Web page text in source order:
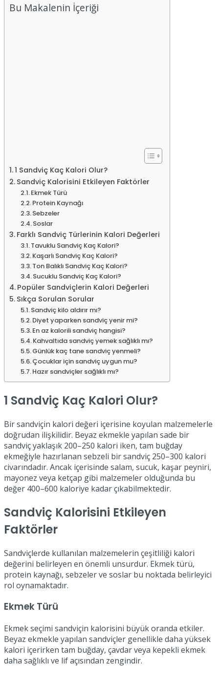
Bu Makalenin İçeriği
1 Sandviç Kaç Kalori Olur?
Sandviç Kalorisini Etkileyen Faktörler
Ekmek Türü
Protein Kaynağı
Sebzeler
Soslar
Farklı Sandviç Türlerinin Kalori Değerleri
Tavuklu Sandviç Kaç Kalori?
Kaşarlı Sandviç Kaç Kalori?
Ton Balıklı Sandviç Kaç Kalori?
Sucuklu Sandviç Kaç Kalori?
Popüler Sandviçlerin Kalori Değerleri
Sıkça Sorulan Sorular
Sandviç kilo aldırır mı?
Diyet yaparken sandviç yenir mi?
En az kalorili sandviç hangisi?
Kahvaltıda sandviç yemek sağlıklı mı?
Günlük kaç tane sandviç yenmeli?
Çocuklar için sandviç uygun mu?
Hazır sandviçler sağlıklı mı?
1 Sandviç Kaç Kalori Olur?
Bir sandviçin kalori değeri içerisine koyulan malzemelerle
doğrudan ilişkilidir. Beyaz ekmekle yapılan sade bir
sandviç yaklaşık 200–250 kalori iken, tam buğday
ekmeğiyle hazırlanan sebzeli bir sandviç 250–300 kalori
civarındadır. Ancak içerisinde salam, sucuk, kaşar peyniri,
mayonez veya ketçap gibi malzemeler olduğunda bu
değer 400–600 kaloriye kadar çıkabilmektedir.
Sandviç Kalorisini Etkileyen
Faktörler
Sandviçlerde kullanılan malzemelerin çeşitliliği kalori
değerini belirleyen en önemli unsurdur. Ekmek türü,
protein kaynağı, sebzeler ve soslar bu noktada belirleyici
rol oynamaktadır.
Ekmek Türü
Ekmek seçimi sandviçin kalorisini büyük oranda etkiler.
Beyaz ekmekle yapılan sandviçler genellikle daha yüksek
kalori içerirken tam buğday, çavdar veya kepekli ekmek
daha sağlıklı ve lif açısından zengindir.